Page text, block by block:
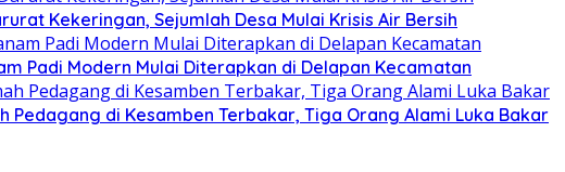
Kekeringan, Sejumlah Desa Mulai Krisis Air Bersih
Padi Modern Mulai Diterapkan di Delapan Kecamatan
Pedagang di Kesamben Terbakar, Tiga Orang Alami Luka Bakar